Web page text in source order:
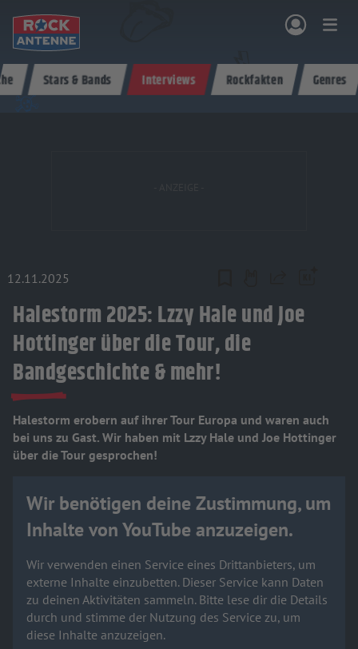
& PROGRAMM AKTIONEN & KONZERTE MUSIK ROCKCOMMUNITY SHOPPEN
Stars & Bands Interviews Rockfakten Genres
12.11.2025
Halestorm 2025: Lzzy Hale und Joe
Hottinger über die Tour, die
Bandgeschichte & mehr!
Halestorm erobern auf ihrer Tour Europa und waren auch
bei uns zu Gast. Wir haben mit Lzzy Hale und Joe Hottinger
über die Tour gesprochen!
Wir benötigen deine Zustimmung, um
Inhalte von YouTube anzuzeigen.
Wir verwenden einen Service eines Drittanbieters, um
externe Inhalte einzubetten. Dieser Service kann Daten
zu deinen Aktivitäten sammeln. Bitte lese dir die Details
durch und stimme der Nutzung des Service zu, um
diese Inhalte anzuzeigen.